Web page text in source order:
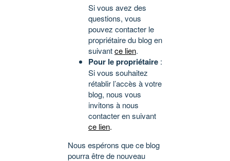
Si vous avez des
questions, vous
pouvez contacter le
propriétaire du blog en
suivantce lien.
Pour le propriétaire :
Si vous souhaitez
rétablir l’accès à votre
blog, nous vous
invitons à nous
contacter en suivant
ce lien.
Nous espérons que ce blog
pourra être de nouveau